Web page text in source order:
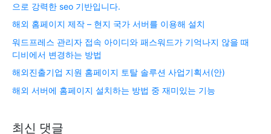
으로 강력한 seo 기반입니다.
해외 홈페이지 제작 – 현지 국가 서버를 이용해 설치
워드프레스 관리자 접속 아이디와 패스워드가 기억나지 않을 때
디비에서 변경하는 방법
해외진출기업 지원 홈페이지 토탈 솔루션 사업기획서(안)
해외 서버에 홈페이지 설치하는 방법 중 재미있는 기능
최신 댓글